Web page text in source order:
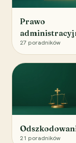
Prawo
27 poradników
21 poradników